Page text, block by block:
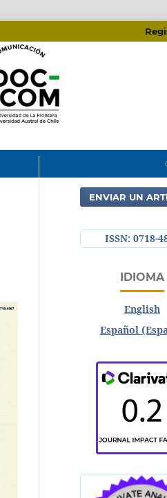
ENVIAR UN
ISSN: 0718-
IDIOMA
English
Español